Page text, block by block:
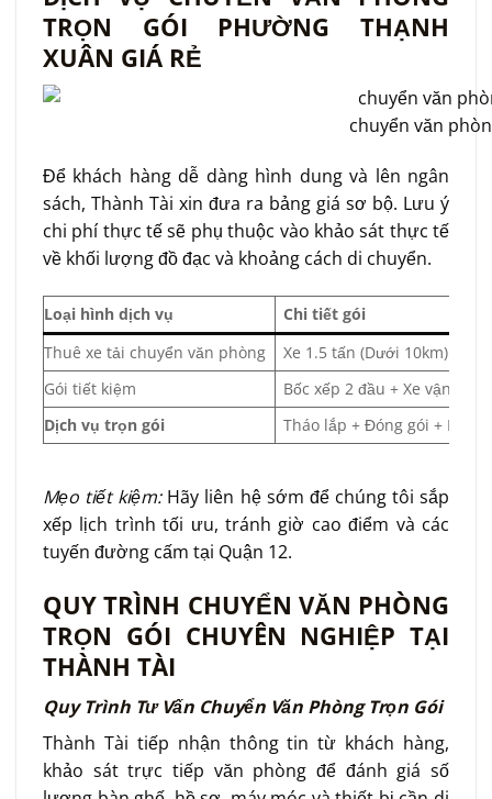
TRỌN GÓI PHƯỜNG THẠNH
XUÂN GIÁ RẺ
chuyển văn
Để khách hàng dễ dàng hình dung và lên ngân
sách, Thành Tài xin đưa ra bảng giá sơ bộ. Lưu ý
chi phí thực tế sẽ phụ thuộc vào khảo sát thực tế
về khối lượng đồ đạc và khoảng cách di chuyển.
Loại hình dịch vụ
Chi tiết gói
Thuê xe tải chuyển văn phòng
Xe 1.5 tấn (Dưới 10km)
Gói tiết kiệm
Bốc xếp 2 đầu + Xe vận
Dịch vụ trọn gói
Tháo lắp + Đóng gói + Bốc
Mẹo tiết kiệm:Hãy liên hệ sớm để chúng tôi sắp
xếp lịch trình tối ưu, tránh giờ cao điểm và các
tuyến đường cấm tại Quận 12.
QUY TRÌNH CHUYỂN VĂN PHÒNG
TRỌN GÓI CHUYÊN NGHIỆP TẠI
THÀNH TÀI
Quy Trình Tư Vấn Chuyển Văn Phòng Trọn Gói
Thành Tài tiếp nhận thông tin từ khách hàng,
khảo sát trực tiếp văn phòng để đánh giá số